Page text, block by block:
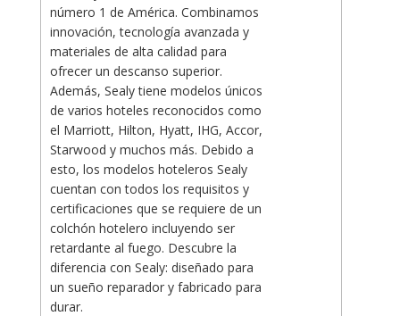
número 1 de América. Combinamos
innovación, tecnología avanzada y
materiales de alta calidad para
ofrecer un descanso superior.
Además, Sealy tiene modelos únicos
de varios hoteles reconocidos como
el Marriott, Hilton, Hyatt, IHG, Accor,
Starwood y muchos más. Debido a
esto, los modelos hoteleros Sealy
cuentan con todos los requisitos y
certificaciones que se requiere de un
colchón hotelero incluyendo ser
retardante al fuego. Descubre la
diferencia con Sealy: diseñado para
un sueño reparador y fabricado para
durar.